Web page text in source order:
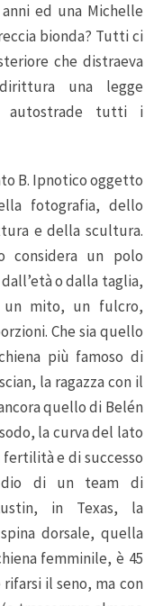
ed una Michelle
bionda? Tutti ci
che distraeva
una legge
autostrade tutti i
B. Ipnotico oggetto
fotografia, dello
e della scultura.
considera un polo
o dalla taglia,
mito, un fulcro,
Che sia quello
più famoso di
la ragazza con il
quello di Belén
la curva del lato
fertilità e di successo
di un team di
in Texas, la
dorsale, quella
femminile, è 45
il seno, ma con